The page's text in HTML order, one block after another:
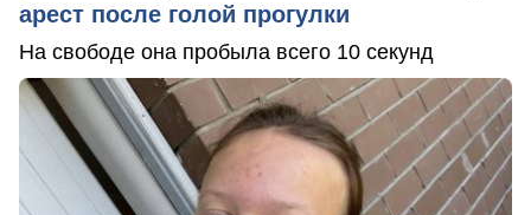
арест после голой прогулки
На свободе она пробыла всего 10 секунд